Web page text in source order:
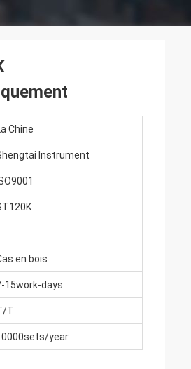
Chine
Instrument
en bois
15work-days
T
year